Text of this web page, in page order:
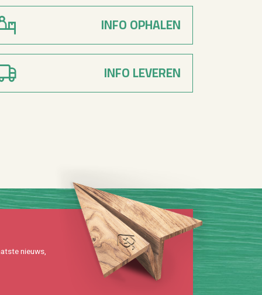
INFO OPHALEN
INFO LEVEREN
nieuws,